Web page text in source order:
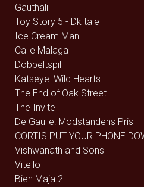
Gauthali
Toy Story 5 - Dk tale
Ice Cream Man
Calle Malaga
Dobbeltspil
Katseye: Wild Hearts
The End of Oak Street
The Invite
De Gaulle: Modstandens Pris
CORTIS PUT YOUR PHONE
Vishwanath and Sons
Vitello
Bien Maja 2